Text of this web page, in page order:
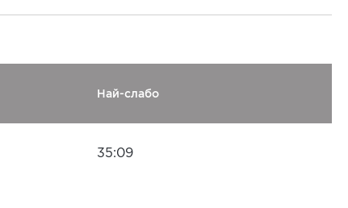
Най-слабо
35:09